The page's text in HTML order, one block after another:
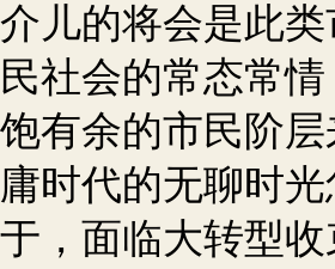
儿的将会是此
社会的常态常
有余的市民阶
时代的无聊时
，面临大转型